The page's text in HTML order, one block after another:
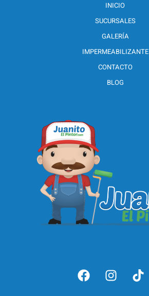
INICIO
SUCURSALES
GALERÍA
IMPERMEABILIZANTE
CONTACTO
BLOG